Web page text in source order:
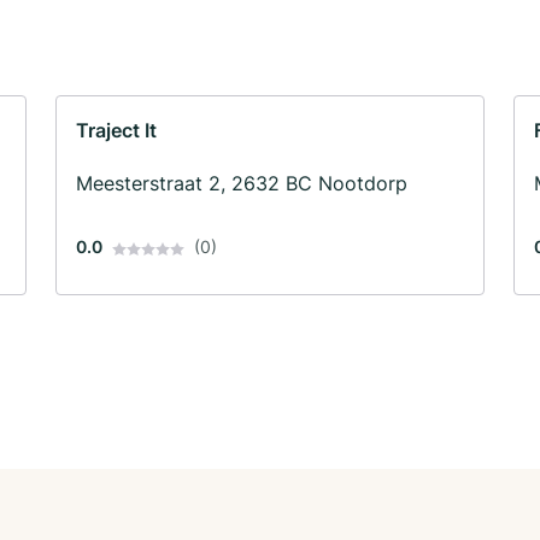
Traject It
Meesterstraat 2, 2632 BC Nootdorp
0.0 (0)